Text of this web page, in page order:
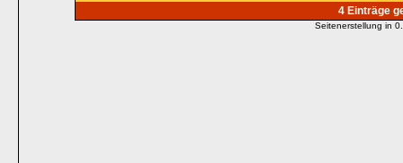
4 Einträge
Seitenerstellung in